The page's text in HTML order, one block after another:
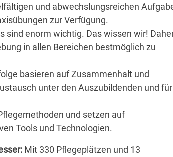
und abwechslungsreichen
zur Verfügung.
sind enorm wichtig. Das wissen wir!
in allen Bereichen bestmöglich zu
basieren auf Zusammenhalt und
unter den Auszubildenden und für
und setzen auf
Tools und Technologien.
Mit 330 Pflegeplätzen und 13